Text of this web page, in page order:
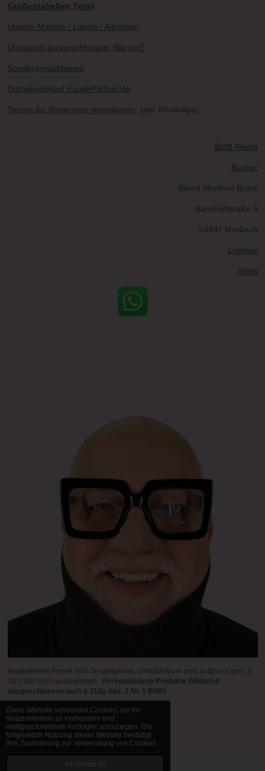
Diese Website verwendet Cookies, um Ihr
Nutzererlebnis zu verbessern und
maßgeschneiderte Anzeigen anzuzeigen. Die
fortgesetzte Nutzung dieser Website bestätigt
Ihre Zustimmung zur Verwendung von Cookies.
Ich stimme zu
Größentabellen Textil
Unsere Marken / Labels / Adressen
Umtausch ausgeschlossen! Warum?
Sonderproduktionen
Domainverkauf EaudeParfum.de
Termin für Showroom vereinbaren (per WhatsApp)
BMB Media
Bücher
Bernd Manfred Brück
Bahnhofstraße 5
54497 Morbach
Linktree
Show
Angegebene Preise sind Gesamtpreise. Umsatzsteuer wird aufgrund gem. §
19 UStG nicht ausgewiesen.
Personalisierte Produkte (Widerruf
ausgeschlossen nach § 312g Abs. 2 Nr. 1 BGB)
© 1998 - 2026 Bernd Manfred Brück
Mit Unterstützung vonWebador